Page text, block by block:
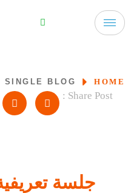
HOME
SINGLE BLOG
Share Post :
جلسة